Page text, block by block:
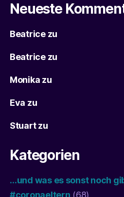
Neueste
Beatricezu
Beatricezu
Monika zu
Eva zu
Stuartzu
Kategorien
…und was es sonst noch
#coronaeltern (68)